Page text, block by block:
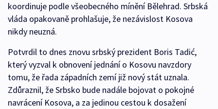
koordinuje podle všeobecného mínění Bělehrad. Srbská
vláda opakovaně prohlašuje, že nezávislost Kosova
nikdy neuzná.
Potvrdil to dnes znovu srbský prezident Boris Tadić,
který vyzval k obnovení jednání o Kosovu navzdory
tomu, že řada západních zemí již nový stát uznala.
Zdůraznil, že Srbsko bude nadále bojovat o pokojné
navrácení Kosova, a za jedinou cestou k dosažení